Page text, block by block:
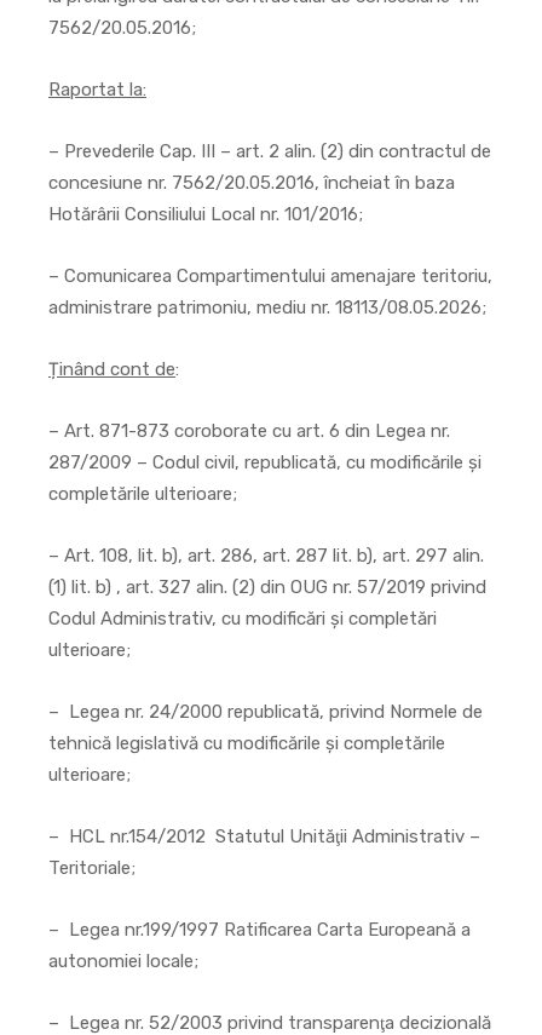
7562/20.05.2016;
Raportat la:
– Prevederile Cap. III – art. 2 alin. (2) din contractul de
concesiune nr. 7562/20.05.2016, încheiat în baza
Hotărârii Consiliului Local nr. 101/2016;
– Comunicarea Compartimentului amenajare teritoriu,
administrare patrimoniu, mediu nr. 18113/08.05.2026;
Ținând cont de:
– Art. 871-873 coroborate cu art. 6 din Legea nr.
287/2009 – Codul civil, republicată, cu modificările și
completările ulterioare;
– Art. 108, lit. b), art. 286, art. 287 lit. b), art. 297 alin.
(1) lit. b) , art. 327 alin. (2) din OUG nr. 57/2019 privind
Codul Administrativ, cu modificări și completări
ulterioare;
– Legea nr. 24/2000 republicată, privind Normele de
tehnică legislativă cu modificările şi completările
ulterioare;
– HCL nr.154/2012 Statutul Unităţii Administrativ –
Teritoriale;
– Legea nr.199/1997 Ratificarea Carta Europeană a
autonomiei locale;
– Legea nr. 52/2003 privind transparenţa decizională